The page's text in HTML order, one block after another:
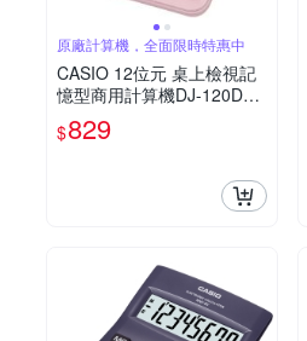
原廠計算機，全面限時特惠中
CASIO 12位元 桌上檢視記
憶型商用計算機DJ-120DPL
US-PK(粉色)
$829